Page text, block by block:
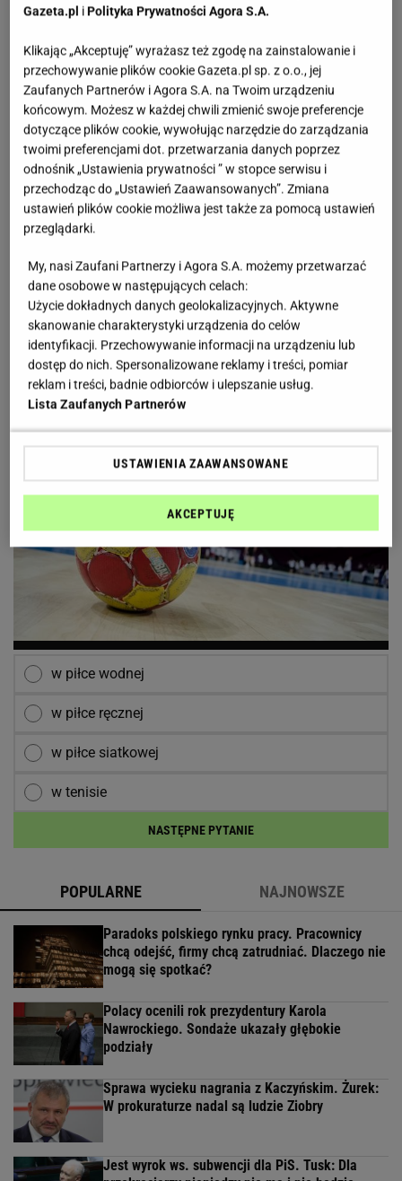
Wyniki Lotto 05.08.2026 - EkstraPensja,
EkstraPremia, Kaskada, MiniLotto, MultiMulti
Bogucki uderza w Tuska. "Nie wiem, kto panu
premierowi podpowiada"
Sprawa nagrania z Kaczyńskim. Żurek poruszył
Wyrok ws. subwencji dla PiS. Tusk: Dla
przekręciarzy pieniędzy nie będzie
1/11W którym sporcie używa się takiej piłki?
w piłce wodnej
w piłce ręcznej
w piłce siatkowej
w tenisie
NASTĘPNE PYTANIE
POPULARNE NAJNOWSZE
Paradoks polskiego rynku pracy. Pracownicy
chcą odejść, firmy chcą zatrudniać. Dlaczego nie
mogą się spotkać?
Polacy ocenili rok prezydentury Karola
Nawrockiego. Sondaże ukazały głębokie
podziały
Sprawa wycieku nagrania z Kaczyńskim. Żurek:
W prokuraturze nadal są ludzie Ziobry
Jest wyrok ws. subwencji dla PiS. Tusk: Dla
Gazeta.pl i Polityka Prywatności Agora S.A.
Klikając „Akceptuję” wyrażasz też zgodę na zainstalowanie i
przechowywanie plików cookie Gazeta.pl sp. z o.o., jej
Zaufanych Partnerów i Agora S.A. na Twoim urządzeniu
końcowym. Możesz w każdej chwili zmienić swoje preferencje
dotyczące plików cookie, wywołując narzędzie do zarządzania
twoimi preferencjami dot. przetwarzania danych poprzez
odnośnik „Ustawienia prywatności ” w stopce serwisu i
przechodząc do „Ustawień Zaawansowanych”. Zmiana
ustawień plików cookie możliwa jest także za pomocą ustawień
przeglądarki.
My, nasi Zaufani Partnerzy i Agora S.A. możemy przetwarzać
dane osobowe w następujących celach:
Użycie dokładnych danych geolokalizacyjnych. Aktywne
skanowanie charakterystyki urządzenia do celów
identyfikacji. Przechowywanie informacji na urządzeniu lub
dostęp do nich. Spersonalizowane reklamy i treści, pomiar
reklam i treści, badnie odbiorców i ulepszanie usług.
Lista Zaufanych Partnerów
USTAWIENIA ZAAWANSOWANE
AKCEPTUJĘ